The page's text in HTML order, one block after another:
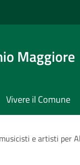
Maggiore
Vivere il Comune
e artisti per